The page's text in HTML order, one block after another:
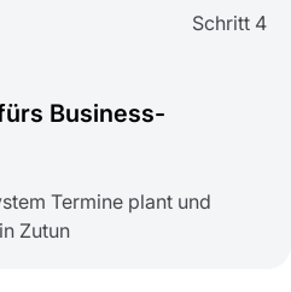
Schritt 4
Business-
Termine plant und
Zutun